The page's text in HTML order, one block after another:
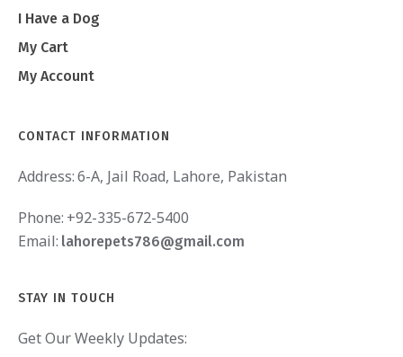
I Have a Dog
My Cart
My Account
CONTACT INFORMATION
Address:6-A, Jail Road, Lahore, Pakistan
Phone: +92-335-672-5400
Email: lahorepets786@gmail.com
STAY IN TOUCH
Get Our Weekly Updates: